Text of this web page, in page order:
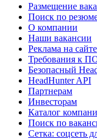
Размещение
Поиск по
О компании
Наши вакансии
Реклама на сайте
Требования к
Безопасный
HeadHunter API
Партнерам
Инвесторам
Каталог
Поиск по
Сетка: соцсеть